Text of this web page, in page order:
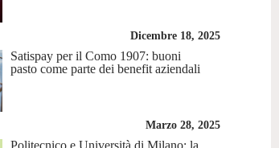
Dicembre 18, 2025
Satispay per il Como 1907: buoni
pasto come parte dei benefit aziendali
Marzo 28, 2025
Politecnico e Università di Milano: la